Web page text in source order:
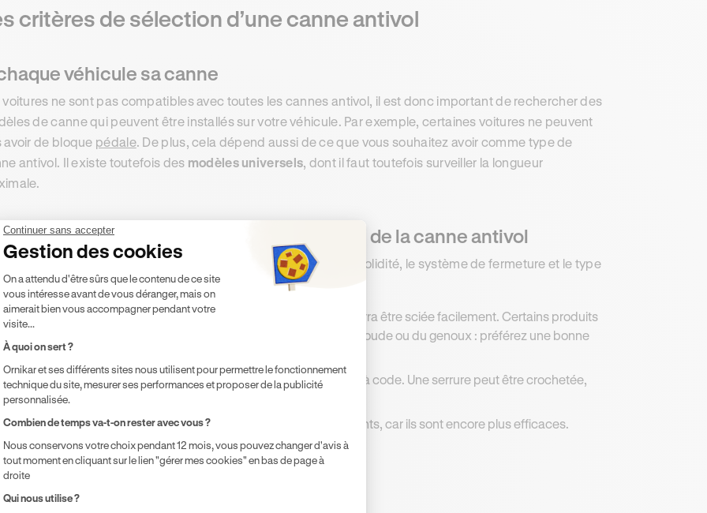
critères de sélection d’une canne antivol
véhicule sa canne
voitures ne sont pas compatibles avec toutes les cannes antivol, il est donc important de rechercher des
de canne qui peuvent être installés sur votre véhicule. Par exemple, certaines voitures ne peuvent
avoir de bloque pédale. De plus, cela dépend aussi de ce que vous souhaitez avoir comme type de
antivol. Il existe toutefois des modèles universels, dont il faut toutefois surveiller la longueur
mécanisme et système de fermeture de la canne antivol
bien choisir sa canne antivol, il faut se baser sur 3 critères : la solidité, le système de fermeture et le type
sans hésiter une canne enacier renforcé
, sinon elle pourra être sciée facilement. Certains produits
de gamme peuvent être enlevés avec une simple pression du coude ou du genoux : préférez une bonne
pour empêcher les voleurs d’enlever votre dispositif.
deux types de systèmes de fermeture : les serrures à clé et à code. Une serrure peut être crochetée,
qu’un code est plus difficile à trouver.
bloques pédalessont plus recommandés que les bloques volants, car ils sont encore plus efficaces.
une canne antivol
Continuer sans accepter
Gestion des cookies
Plateforme de Gestion du Consentement : Personnalisez vos Options
On a attendu d'être sûrs que le contenu de ce site
vous intéresse avant de vous déranger, mais on
aimerait bien vous accompagner pendant votre
visite...
À quoi on sert ?
Ornikar et ses différents sites nous utilisent pour permettre le fonctionnement
technique du site, mesurer ses performances et proposer de la publicité
personnalisée.
Combien de temps va-t-on rester avec vous ?
Nous conservons votre choix pendant 12 mois, vous pouvez changer d'avis à
tout moment en cliquant sur le lien "gérer mes cookies" en bas de page à
droite
Qui nous utilise ?
Axeptio consent